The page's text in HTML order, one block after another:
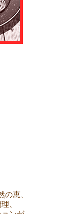
の恵、
、